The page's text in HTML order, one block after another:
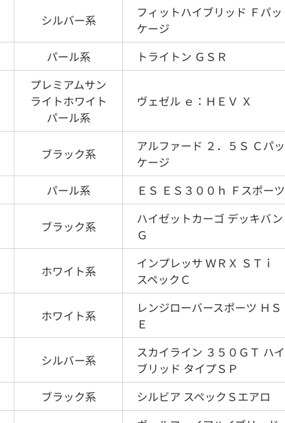
シルバー系 フィットハイブリッド Ｆパッ
ケージ
パール系 トライトン ＧＳＲ
プレミアムサン
ライトホワイト
パール系
ヴェゼル ｅ：ＨＥＶ Ｘ
ブラック系 アルファード ２．５Ｓ Ｃパッ
ケージ
パール系 ＥＳ ＥＳ３００ｈ Ｆスポーツ
ブラック系 ハイゼットカーゴ デッキバン
Ｇ
ホワイト系 インプレッサ ＷＲＸ ＳＴｉ
スペックＣ
ホワイト系 レンジローバースポーツ ＨＳ
Ｅ
シルバー系 スカイライン ３５０ＧＴ ハイ
ブリッド タイプＳＰ
ブラック系 シルビア スペックＳエアロ